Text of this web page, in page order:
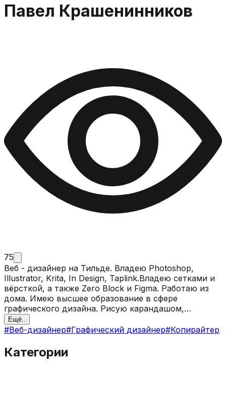
Павел Крашенинников
75
Веб - дизайнер на Тильде. Владею Photoshop,
Illustrator, Krita, In Design, Taplink.Владею сетками и
вёрсткой, а также Zero Block и Figma. Работаю из
дома. Имею высшее образование в сфере
графического дизайна. Рисую карандашом,
цветными карандашами, создаю компьютерную
графику на тему растений и животных.
более ста статей. Работаю с нейросетями. Моя
фотоманипуляция была особо отмечена на сайте
Ещё..
#Веб-дизайнер#Графический дизайнер#Копирайтер
Категории